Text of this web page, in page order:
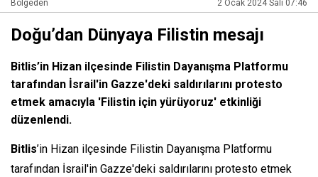
Bölgeden 2 Ocak 2024 Salı 07:46
Doğu’dan Dünyaya Filistin mesajı
Bitlis’in Hizan ilçesinde Filistin Dayanışma Platformu
tarafından İsrail'in Gazze'deki saldırılarını protesto
etmek amacıyla 'Filistin için yürüyoruz' etkinliği
düzenlendi.
Bitlis’in Hizan ilçesinde Filistin Dayanışma Platformu
tarafından İsrail'in Gazze'deki saldırılarını protesto etmek